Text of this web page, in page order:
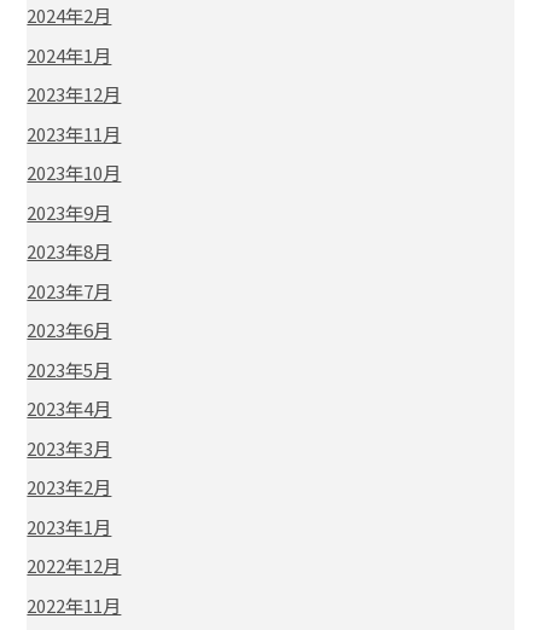
2024年2月
2024年1月
2023年12月
2023年11月
2023年10月
2023年9月
2023年8月
2023年7月
2023年6月
2023年5月
2023年4月
2023年3月
2023年2月
2023年1月
2022年12月
2022年11月